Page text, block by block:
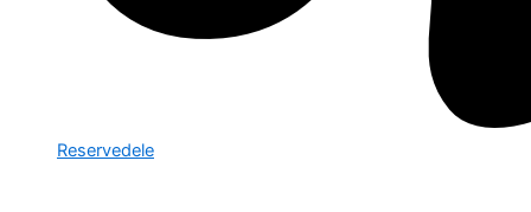
Reservedele